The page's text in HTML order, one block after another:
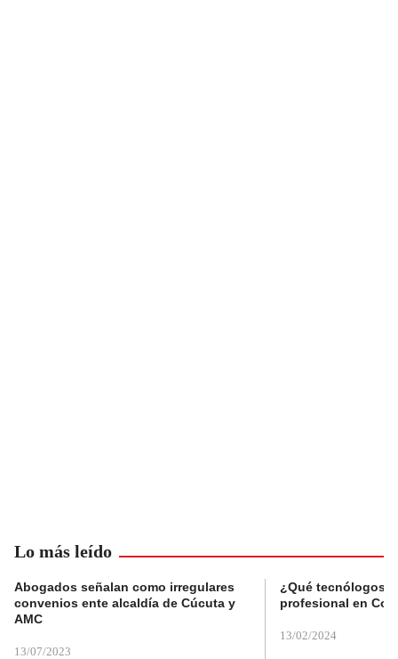
Lo más leído
Abogados señalan como irregulares
convenios ente alcaldía de Cúcuta y
AMC
13/07/2023
¿Qué tecnólogos
profesional en
13/02/2024